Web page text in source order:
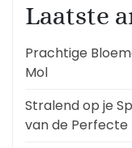
Laatste
Prachtige
Mol
Stralend op je
van de Perfecte